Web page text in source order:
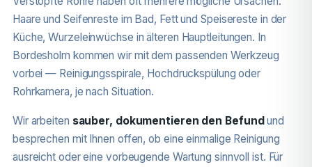
Haare und Seifenreste im Bad, Fett und Speisereste in der
Küche, Wurzeleinwüchse in älteren Hauptleitungen. In
Bordesholm kommen wir mit dem passenden Werkzeug
vorbei — Reinigungsspirale, Hochdruckspülung oder
Rohrkamera, je nach Situation.
Wir arbeiten sauber, dokumentieren den Befundund
besprechen mit Ihnen offen, ob eine einmalige Reinigung
ausreicht oder eine vorbeugende Wartung sinnvoll ist. Für